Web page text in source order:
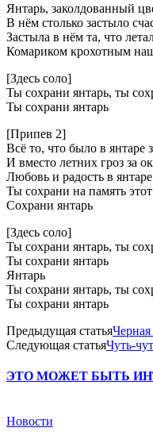
Янтарь, заколдованный
В нём столько застыло
Застыла в нём та, что
Комариком крохотным
[Здесь соло]
Ты сохрани янтарь, ты
Ты сохрани янтарь
[Припев 2]
Всё то, что было в янтаре
И вместо летних гроз за
Любовь и радость в янтаре
Ты сохрани на память
Сохрани янтарь
[Здесь соло]
Ты сохрани янтарь, ты
Ты сохрани янтарь
Янтарь
Ты сохрани янтарь, ты
Ты сохрани янтарь
Предыдущая статьяЧерная
Следующая статьяЧуть-
ЭТО МОЖЕТ БЫТЬ
Новости